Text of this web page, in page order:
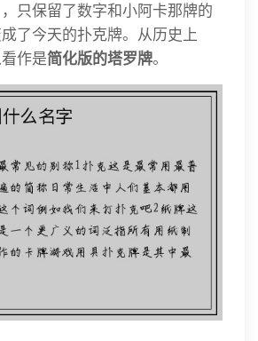
只保留了数字和小阿卡那牌的
了今天的扑克牌。从历史上
作是简化版的塔罗牌。